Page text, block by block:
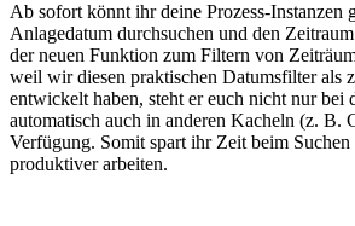
Ab sofort könnt ihr deine Prozess-Instanzen
Anlagedatum durchsuchen und den
der neuen Funktion zum Filtern von
weil wir diesen praktischen Datumsfilter als
entwickelt haben, steht er euch nicht nur bei
automatisch auch in anderen Kacheln (z. B.
Verfügung. Somit spart ihr Zeit beim
produktiver arbeiten.